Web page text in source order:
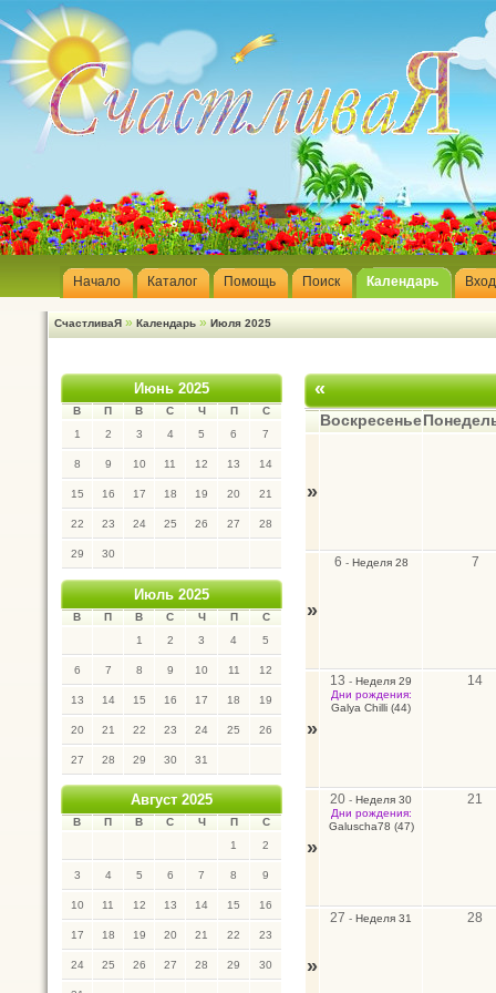
Начало Каталог Помощь Поиск Календарь Вход
СчастливаЯ » Календарь » Июля 2025
Июнь 2025
В П В С Ч П
С
1
2 3 4 5 6 7
8 9 10 11 12 13 14
15 16 17 18 19 20 21
22 23 24 25 26 27 28
29 30
Июль 2025
В П В С Ч П
С
1
2 3 4 5
6 7 8 9 10 11 12
13 14 15 16 17 18 19
20 21 22 23 24 25 26
27 28 29 30 31
Август 2025
В П В С Ч П
С
1
2
3 4 5 6 7 8 9
10 11 12 13 14 15 16
17 18 19 20 21 22 23
24 25 26 27 28 29 30
«
Воскресенье
»
»
6 - Неделя 28 7
»
13 - Неделя 29
Дни рождения:
Galya Chilli (44)
14
»
20 - Неделя 30
Дни рождения:
Galuscha78 (47)
21
»
27 - Неделя 31 28